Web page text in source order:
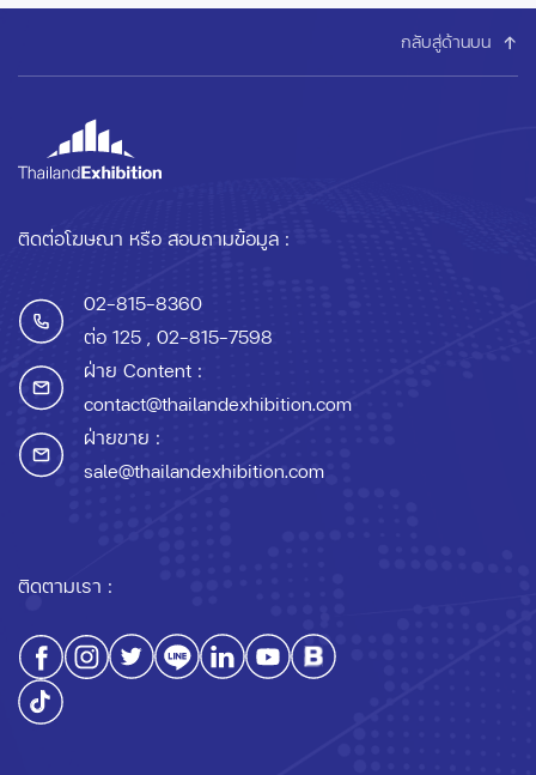
กลับสู่ด้านบน
ติดต่อโฆษณา หรือ สอบถามข้อมูล :
02-815-8360
ต่อ 125 , 02-815-7598
ฝ่าย Content :
contact@thailandexhibition.com
ฝ่ายขาย :
sale@thailandexhibition.com
ติดตามเรา :